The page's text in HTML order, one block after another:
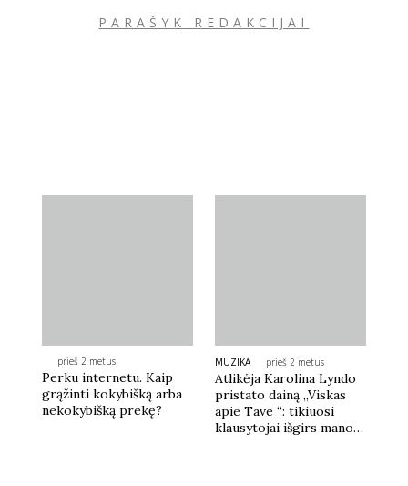
PARAŠYK REDAKCIJAI
prieš 2 metus
Perku internetu. Kaip
grąžinti kokybišką arba
nekokybišką prekę?
MUZIKA prieš 2 metus
Atlikėja Karolina Lyndo
pristato dainą „Viskas
apie Tave “: tikiuosi
klausytojai išgirs mano